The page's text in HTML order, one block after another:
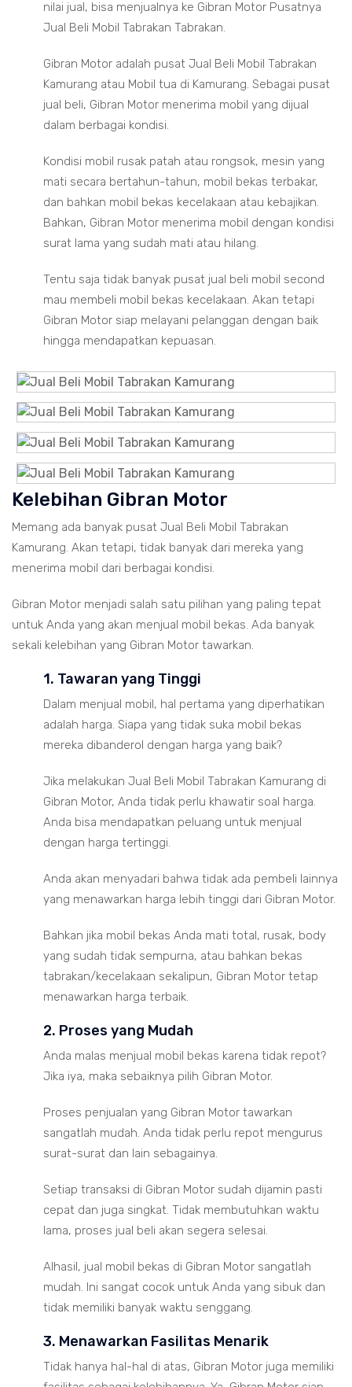
nilai jual, bisa menjualnya ke Gibran Motor Pusatnya
Jual Beli Mobil Tabrakan Tabrakan.
Gibran Motor adalah pusat Jual Beli Mobil Tabrakan
Kamurang atau Mobil tua di Kamurang. Sebagai pusat
jual beli, Gibran Motor menerima mobil yang dijual
dalam berbagai kondisi.
Kondisi mobil rusak patah atau rongsok, mesin yang
mati secara bertahun-tahun, mobil bekas terbakar,
dan bahkan mobil bekas kecelakaan atau kebajikan.
Bahkan, Gibran Motor menerima mobil dengan kondisi
surat lama yang sudah mati atau hilang.
Tentu saja tidak banyak pusat jual beli mobil second
mau membeli mobil bekas kecelakaan. Akan tetapi
Gibran Motor siap melayani pelanggan dengan baik
hingga mendapatkan kepuasan.
Kelebihan Gibran Motor
Memang ada banyak pusat Jual Beli Mobil Tabrakan
Kamurang. Akan tetapi, tidak banyak dari mereka yang
menerima mobil dari berbagai kondisi.
Gibran Motor menjadi salah satu pilihan yang paling tepat
untuk Anda yang akan menjual mobil bekas. Ada banyak
sekali kelebihan yang Gibran Motor tawarkan.
1. Tawaran yang Tinggi
Dalam menjual mobil, hal pertama yang diperhatikan
adalah harga. Siapa yang tidak suka mobil bekas
mereka dibanderol dengan harga yang baik?
Jika melakukan Jual Beli Mobil Tabrakan Kamurang di
Gibran Motor, Anda tidak perlu khawatir soal harga.
Anda bisa mendapatkan peluang untuk menjual
dengan harga tertinggi.
Anda akan menyadari bahwa tidak ada pembeli lainnya
yang menawarkan harga lebih tinggi dari Gibran Motor.
Bahkan jika mobil bekas Anda mati total, rusak, body
yang sudah tidak sempurna, atau bahkan bekas
tabrakan/kecelakaan sekalipun, Gibran Motor tetap
menawarkan harga terbaik.
2. Proses yang Mudah
Anda malas menjual mobil bekas karena tidak repot?
Jika iya, maka sebaiknya pilih Gibran Motor.
Proses penjualan yang Gibran Motor tawarkan
sangatlah mudah. Anda tidak perlu repot mengurus
surat-surat dan lain sebagainya.
Setiap transaksi di Gibran Motor sudah dijamin pasti
cepat dan juga singkat. Tidak membutuhkan waktu
lama, proses jual beli akan segera selesai.
Alhasil, jual mobil bekas di Gibran Motor sangatlah
mudah. Ini sangat cocok untuk Anda yang sibuk dan
tidak memiliki banyak waktu senggang.
3. Menawarkan Fasilitas Menarik
Tidak hanya hal-hal di atas, Gibran Motor juga memiliki